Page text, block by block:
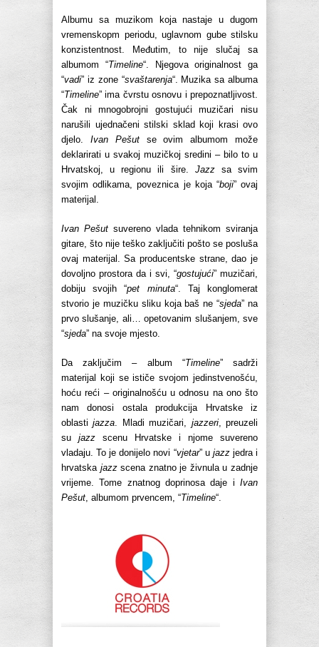
Albumu sa muzikom koja nastaje u dugom
vremenskopm periodu, uglavnom gube stilsku
konzistentnost. Međutim, to nije slučaj sa
albumom “Timeline“. Njegova originalnost ga
“vadi” iz zone “svaštarenja“. Muzika sa albuma
“Timeline” ima čvrstu osnovu i prepoznatljivost.
Čak ni mnogobrojni gostujući muzičari nisu
narušili ujednačeni stilski sklad koji krasi ovo
djelo. Ivan Pešutse ovim albumom može
deklarirati u svakoj muzičkoj sredini – bilo to u
Hrvatskoj, u regionu ili šire. Jazzsa svim
svojim odlikama, poveznica je koja “boji” ovaj
materijal.
Ivan Pešut suvereno vlada tehnikom sviranja
gitare, što nije teško zaključiti pošto se posluša
ovaj materijal. Sa producentske strane, dao je
dovoljno prostora da i svi, “gostujući” muzičari,
dobiju svojih “pet minuta“. Taj konglomerat
stvorio je muzičku sliku koja baš ne “sjeda” na
prvo slušanje, ali… opetovanim slušanjem, sve
“sjeda” na svoje mjesto.
Da zaključim – album “Timeline” sadrži
materijal koji se ističe svojom jedinstvenošću,
hoću reći – originalnošću u odnosu na ono što
nam donosi ostala produkcija Hrvatske iz
oblastijazza. Mladi muzičari, jazzeri, preuzeli
su jazz scenu Hrvatske i njome suvereno
vladaju. To je donijelo novi “vjetar” u jazzjedra i
hrvatska jazzscena znatno je živnula u zadnje
vrijeme. Tome znatnog doprinosa daje i Ivan
Pešut, albumom prvencem, “Timeline“.